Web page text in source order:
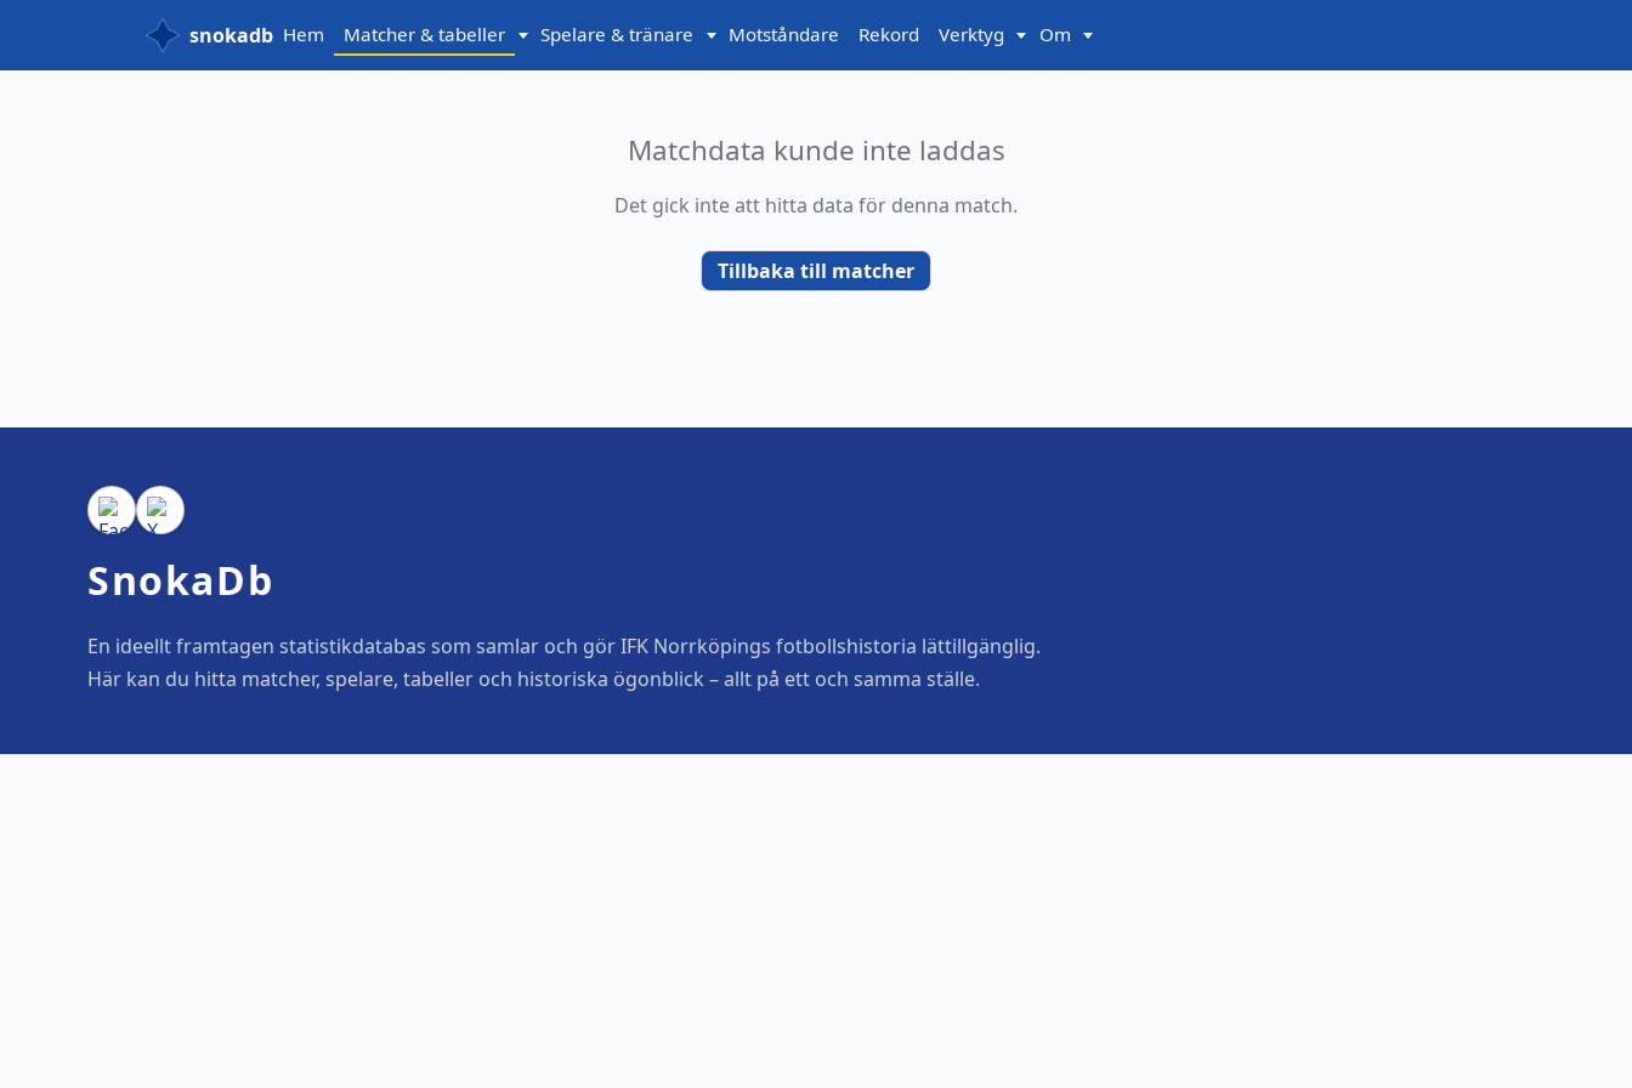
snokadb Hem Matcher & tabeller Spelare & tränare Motståndare Rekord Verktyg Om
Matchdata kunde inte laddas
Det gick inte att hitta data för denna match.
Tillbaka till matcher
SnokaDb
En ideellt framtagen statistikdatabas som samlar och gör IFK Norrköpings fotbollshistoria lättillgänglig.
Här kan du hitta matcher, spelare, tabeller och historiska ögonblick – allt på ett och samma ställe.